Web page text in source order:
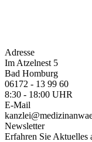
Adresse
Im Atzelnest 5
Bad Homburg
06172 - 13 99 60
8:30 - 18:00 UHR
E-Mail
Newsletter
Erfahren Sie Aktuelles